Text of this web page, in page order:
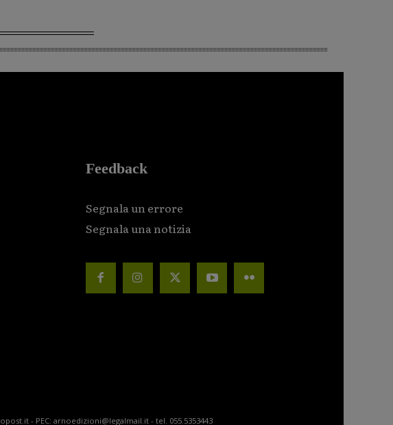
Feedback
Segnala un errore
Segnala una notizia
- PEC: arnoedizioni@legalmail.it - tel. 055.5353443